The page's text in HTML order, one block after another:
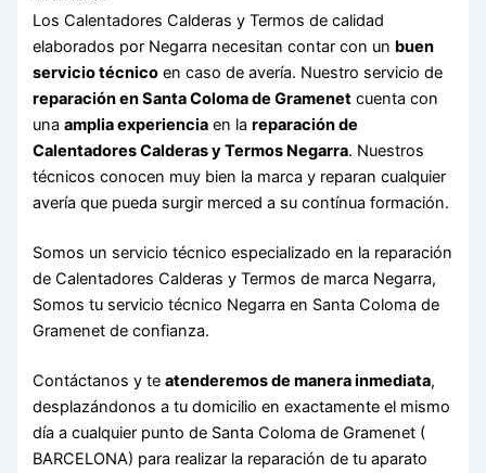
Los Calentadores Calderas y Termos de calidad
elaborados por Negarra necesitan contar con un buen
servicio técnico en caso de avería. Nuestro servicio de
reparación en Santa Coloma de Gramenet cuenta con
unaamplia experiencia en lareparación de
Calentadores Calderas y Termos Negarra. Nuestros
técnicos conocen muy bien la marca y reparan cualquier
avería que pueda surgir merced a su contínua formación.
Somos un servicio técnico especializado en la reparación
de Calentadores Calderas y Termos de marca Negarra,
Somos tu servicio técnico Negarra en Santa Coloma de
Gramenet de confianza.
Contáctanos y teatenderemos de manera inmediata,
desplazándonos a tu domicilio en exactamente el mismo
día a cualquier punto de Santa Coloma de Gramenet (
BARCELONA) para realizar la reparación de tu aparato